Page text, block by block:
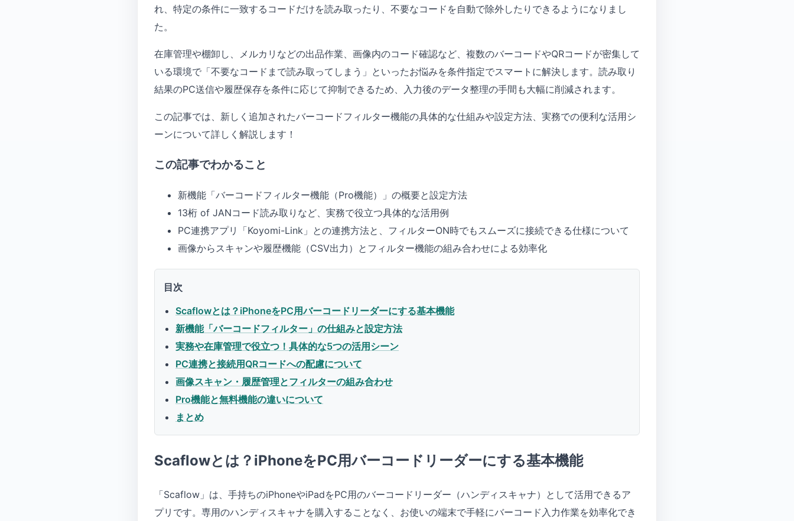
れ、特定の条件に一致するコードだけを読み取ったり、不要なコードを自動で除外したりできるようになりまし
た。
在庫管理や棚卸し、メルカリなどの出品作業、画像内のコード確認など、複数のバーコードやQRコードが密集して
いる環境で「不要なコードまで読み取ってしまう」といったお悩みを条件指定でスマートに解決します。読み取り
結果のPC送信や履歴保存を条件に応じて抑制できるため、入力後のデータ整理の手間も大幅に削減されます。
この記事では、新しく追加されたバーコードフィルター機能の具体的な仕組みや設定方法、実務での便利な活用シ
ーンについて詳しく解説します！
この記事でわかること
新機能「バーコードフィルター機能（Pro機能）」の概要と設定方法
13桁 of JANコード読み取りなど、実務で役立つ具体的な活用例
PC連携アプリ「Koyomi-Link」との連携方法と、フィルターON時でもスムーズに接続できる仕様について
画像からスキャンや履歴機能（CSV出力）とフィルター機能の組み合わせによる効率化
目次
Scaflowとは？iPhoneをPC用バーコードリーダーにする基本機能
新機能「バーコードフィルター」の仕組みと設定方法
実務や在庫管理で役立つ！具体的な5つの活用シーン
PC連携と接続用QRコードへの配慮について
画像スキャン・履歴管理とフィルターの組み合わせ
Pro機能と無料機能の違いについて
まとめ
Scaflowとは？iPhoneをPC用バーコードリーダーにする基本機能
「Scaflow」は、手持ちのiPhoneやiPadをPC用のバーコードリーダー（ハンディスキャナ）として活用できるア
プリです。専用のハンディスキャナを購入することなく、お使いの端末で手軽にバーコード入力作業を効率化でき